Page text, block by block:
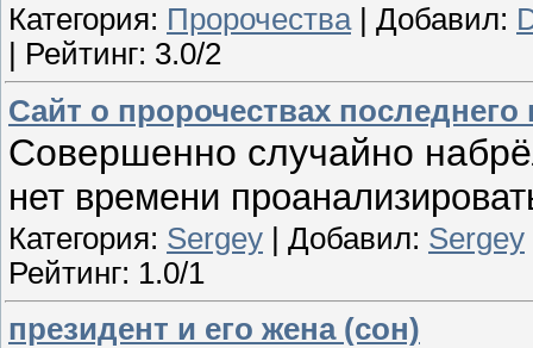
Категория: Пророчества| Добавил:
| Рейтинг: 3.0/2
Сайт о пророчествах последнего
Совершенно случайно
нет времени
Категория: Sergey | Добавил: Sergey
Рейтинг: 1.0/1
президент и его жена (сон)